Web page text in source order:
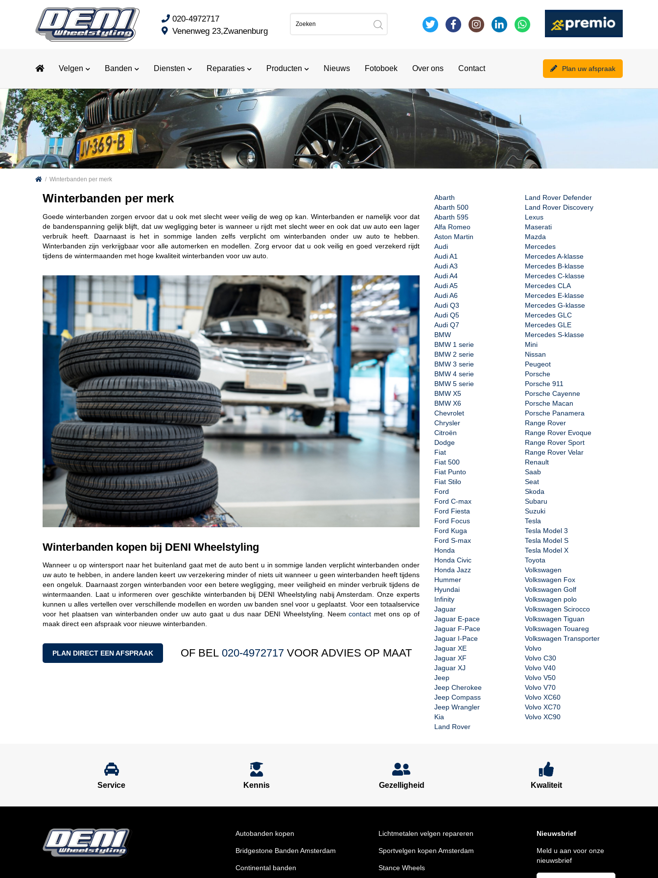
020-4972717
Venenweg 23,Zwanenburg
Velgen Banden Diensten Reparaties Producten Nieuws Fotoboek Over ons Contact Plan uw afspraak
/ Winterbanden per merk
Winterbanden per merk
Goede winterbanden zorgen ervoor dat u ook met slecht weer veilig de weg op kan. Winterbanden er namelijk voor dat
de bandenspanning gelijk blijft, dat uw wegligging beter is wanneer u rijdt met slecht weer en ook dat uw auto een lager
verbruik heeft. Daarnaast is het in sommige landen zelfs verplicht om winterbanden onder uw auto te hebben.
Winterbanden zijn verkrijgbaar voor alle automerken en modellen. Zorg ervoor dat u ook veilig en goed verzekerd rijdt
tijdens de wintermaanden met hoge kwaliteit winterbanden voor uw auto.
Winterbanden kopen bij DENI Wheelstyling
Wanneer u op wintersport naar het buitenland gaat met de auto bent u in sommige landen verplicht winterbanden onder
uw auto te hebben, in andere landen keert uw verzekering minder of niets uit wanneer u geen winterbanden heeft tijdens
een ongeluk. Daarnaast zorgen winterbanden voor een betere wegligging, meer veiligheid en minder verbruik tijdens de
wintermaanden. Laat u informeren over geschikte winterbanden bij DENI Wheelstyling nabij Amsterdam. Onze experts
kunnen u alles vertellen over verschillende modellen en worden uw banden snel voor u geplaatst. Voor een totaalservice
voor het plaatsen van winterbanden onder uw auto gaat u dus naar DENI Wheelstyling. Neemcontact met ons op of
maak direct een afspraak voor nieuwe winterbanden.
PLAN DIRECT EEN AFSPRAAK OF BEL 020-4972717 VOOR ADVIES OP MAAT
Abarth
Abarth 500
Abarth 595
Alfa Romeo
Aston Martin
Audi
Audi A1
Audi A3
Audi A4
Audi A5
Audi A6
Audi Q3
Audi Q5
Audi Q7
BMW
BMW 1 serie
BMW 2 serie
BMW 3 serie
BMW 4 serie
BMW 5 serie
BMW X5
BMW X6
Chevrolet
Chrysler
Citroën
Dodge
Fiat
Fiat 500
Fiat Punto
Fiat Stilo
Ford
Ford C-max
Ford Fiesta
Ford Focus
Ford Kuga
Ford S-max
Honda
Honda Civic
Honda Jazz
Hummer
Hyundai
Infinity
Jaguar
Jaguar E-pace
Jaguar F-Pace
Jaguar I-Pace
Jaguar XE
Jaguar XF
Jaguar XJ
Jeep
Jeep Cherokee
Jeep Compass
Jeep Wrangler
Kia
Land Rover
Land Rover Defender
Land Rover Discovery
Lexus
Maserati
Mazda
Mercedes
Mercedes A-klasse
Mercedes B-klasse
Mercedes C-klasse
Mercedes CLA
Mercedes E-klasse
Mercedes G-klasse
Mercedes GLC
Mercedes GLE
Mercedes S-klasse
Mini
Nissan
Peugeot
Porsche
Porsche 911
Porsche Cayenne
Porsche Macan
Porsche Panamera
Range Rover
Range Rover Evoque
Range Rover Sport
Range Rover Velar
Renault
Saab
Seat
Skoda
Subaru
Suzuki
Tesla
Tesla Model 3
Tesla Model S
Tesla Model X
Toyota
Volkswagen
Volkswagen Fox
Volkswagen Golf
Volkswagen polo
Volkswagen Scirocco
Volkswagen Tiguan
Volkswagen Touareg
Volkswagen Transporter
Volvo
Volvo C30
Volvo V40
Volvo V50
Volvo V70
Volvo XC60
Volvo XC70
Volvo XC90
Service Kennis Gezelligheid Kwaliteit
Autobanden kopen
Bridgestone Banden Amsterdam
Continental banden
Lichtmetalen velgen repareren
Sportvelgen kopen Amsterdam
Stance Wheels
Nieuwsbrief
Meld u aan voor onze
nieuwsbrief